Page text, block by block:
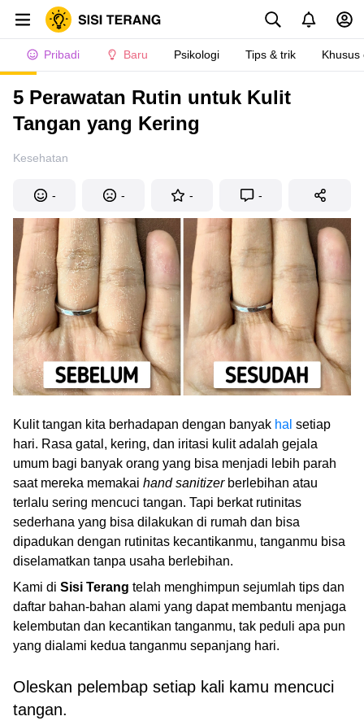
Pribadi Baru Psikologi Tips & trik Khusus
5 Perawatan Rutin untuk Kulit
Tangan yang Kering
Kesehatan
- - - -
Kulit tangan kita berhadapan dengan banyak hal setiap
hari. Rasa gatal, kering, dan iritasi kulit adalah gejala
umum bagi banyak orang yang bisa menjadi lebih parah
saat mereka memakai hand sanitizerberlebihan atau
terlalu sering mencuci tangan. Tapi berkat rutinitas
sederhana yang bisa dilakukan di rumah dan bisa
dipadukan dengan rutinitas kecantikanmu, tanganmu bisa
diselamatkan tanpa usaha berlebihan.
Kami di Sisi Terang telah menghimpun sejumlah tips dan
daftar bahan-bahan alami yang dapat membantu menjaga
kelembutan dan kecantikan tanganmu, tak peduli apa pun
yang dialami kedua tanganmu sepanjang hari.
Oleskan pelembap setiap kali kamu mencuci
tangan.